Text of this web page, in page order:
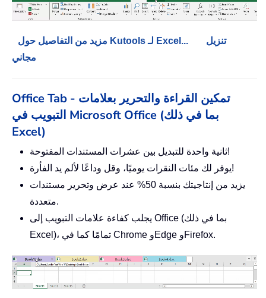
مزيد من التفاصيل حول Kutools لـ Excel...
تنزيل
مجاني
Office Tab - تمكين القراءة والتحرير بعلامات
التبويب في Microsoft Office (بما في ذلك
Excel)
ثانية واحدة للتبديل بين عشرات المستندات المفتوحة!
يوفر لك مئات النقرات يوميًا، وقل وداعًا لألم يد الفأرة!
يزيد من إنتاجيتك بنسبة 50% عند عرض وتحرير مستندات
متعددة.
يجلب كفاءة علامات التبويب إلى Office (بما في ذلك
Excel)، تمامًا كما في Chrome وEdge وFirefox.